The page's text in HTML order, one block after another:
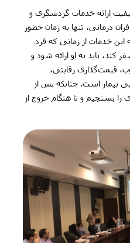
ارائه خدمات گردشگری و
درمانی، تنها به زمان حضور
این خدمات از زمانی که فرد
باید به او ارائه شود و
قیمت‌گذاری رقابتی،
بیمار است. چنانکه پس از
را بسنجیم و تا هنگام خروج از